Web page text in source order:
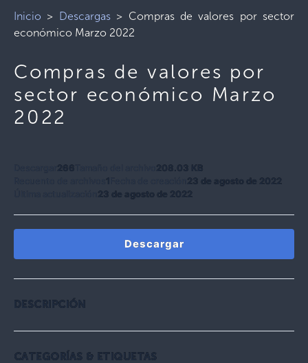
Inicio > Descargas> Compras de valores por sector
económico Marzo 2022
Compras de valores por
sector económico Marzo
2022
266
208.03 KB
1
23 de agosto de 2022
23 de agosto de 2022
Descargar
DESCRIPCIÓN
CATEGORÍAS & ETIQUETAS